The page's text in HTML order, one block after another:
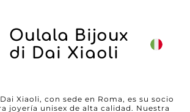
Oulala Bijoux
di Dai Xiaoli
Xiaoli, con sede en Roma, es su socio
joyería unisex de alta calidad. Nuestra